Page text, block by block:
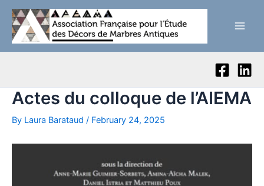
Skip
content
Actes du colloque de l’AIEMA
By Laura Barataud / February 24, 2025